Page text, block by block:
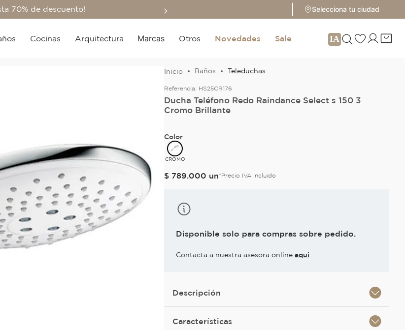
70% de descuento! Selecciona tu ciudad
Cocinas Arquitectura Marcas Otros Novedades Sale
Baños Teleduchas
Referencia: HS25CR176
Ducha Teléfono Redo Raindance Select s 150 3
Cromo Brillante
Color
CROMO
$ 789.000 un*Precio IVA incluido
Disponible solo para compras sobre pedido.
Contacta a nuestra asesora online aqui
Descripción
Características